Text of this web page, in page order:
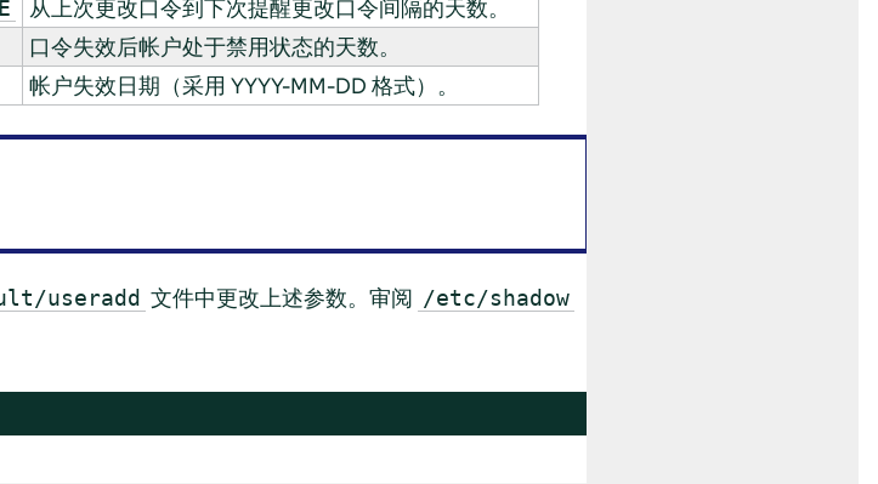
从上次更改口令到下次提醒更改口令间隔的天数。
口令失效后帐户处于禁用状态的天数。
帐户失效日期（采用 YYYY-MM-DD 格式）。
useradd 文件中更改上述参数。审阅 /etc/shadow